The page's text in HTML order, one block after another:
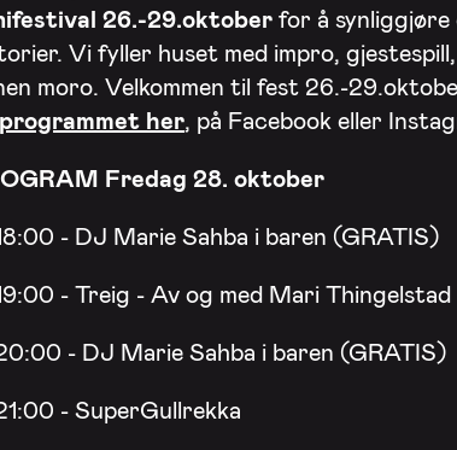
26.-29.oktober for å synliggjøre
Vi fyller huset med impro,
moro. Velkommen til fest 26.-
her , på Facebook eller
Fredag 28. oktober
- DJ Marie Sahba i baren (GRATIS)
- Treig - Av og med Mari Thingelstad
- DJ Marie Sahba i baren (GRATIS)
- SuperGullrekka